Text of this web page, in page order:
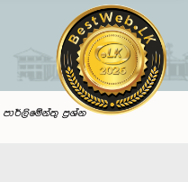
පාර්ලි‌මේන්තු‌ ප්‍රශ්න